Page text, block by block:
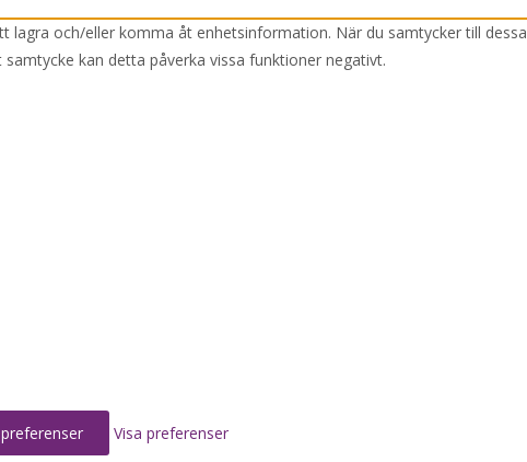
och/eller komma åt enhetsinformation. När du samtycker till
kan detta påverka vissa funktioner negativt.
Visa preferenser